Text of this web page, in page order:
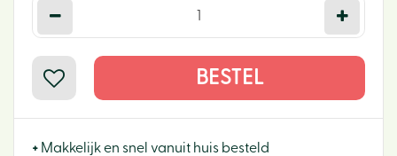
+ Makkelijk en snel vanuit huis besteld